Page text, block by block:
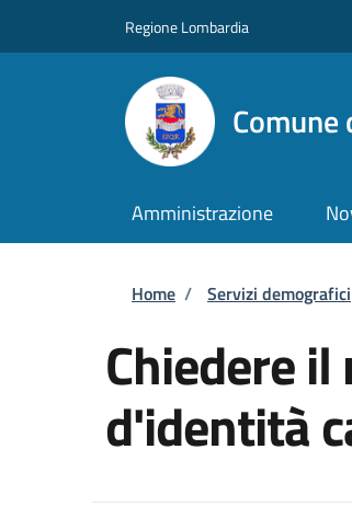
Regione Lombardia
Comune
Amministrazione
Briciole di
Home / Servizi demografici
Chiedere
d'identità